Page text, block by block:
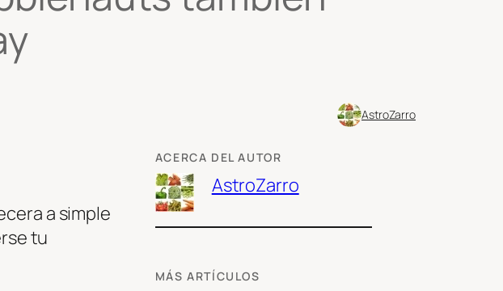
AstroZarro
a simple
tu
ACERCA DEL AUTOR
AstroZarro
MÁS ARTÍCULOS